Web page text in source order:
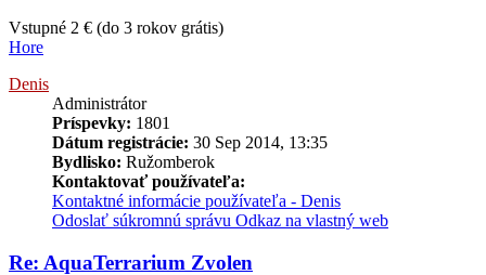
Vstupné 2 € (do 3 rokov grátis)
Hore
Denis
Administrátor
Príspevky: 1801
Dátum registrácie: 30 Sep 2014, 13:35
Bydlisko: Ružomberok
Kontaktovať používateľa:
Kontaktné informácie používateľa - Denis
Odoslať súkromnú správu Odkaz na vlastný web
Re: AquaTerrarium Zvolen